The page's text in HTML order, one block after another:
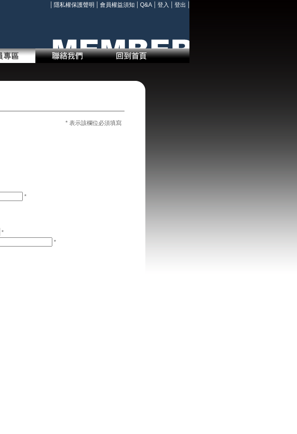
| 隱私權保護聲明 | 會員權益須知 | Q&A | 登入 | 登出 |
* 表示該欄位必須填寫
*
*
*